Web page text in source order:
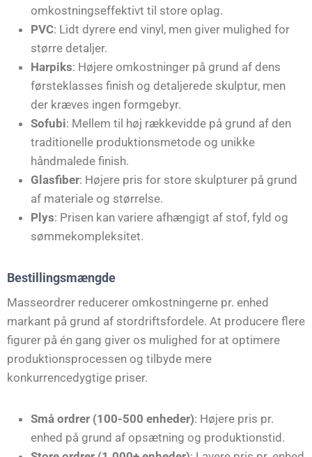
omkostningseffektivt til store oplag.
PVC: Lidt dyrere end vinyl, men giver mulighed for
større detaljer.
Harpiks: Højere omkostninger på grund af dens
førsteklasses finish og detaljerede skulptur, men
der kræves ingen formgebyr.
Sofubi: Mellem til høj rækkevidde på grund af den
traditionelle produktionsmetode og unikke
håndmalede finish.
Glasfiber: Højere pris for store skulpturer på grund
af materiale og størrelse.
Plys: Prisen kan variere afhængigt af stof, fyld og
sømmekompleksitet.
Bestillingsmængde
Masseordrer reducerer omkostningerne pr. enhed
markant på grund af stordriftsfordele. At producere flere
figurer på én gang giver os mulighed for at optimere
produktionsprocessen og tilbyde mere
konkurrencedygtige priser.
Små ordrer (100-500 enheder): Højere pris pr.
enhed på grund af opsætning og produktionstid.